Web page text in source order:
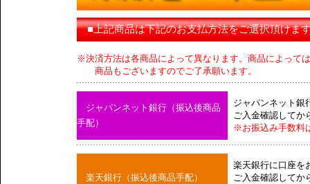
■上記商品は下記のお支払方法をご選択頂けま
※決済方法は各商品によって異なります。商品によって
商品もございますのでご了承願います。
ジャパンネット銀行（振込後商品
手配）
ジャパンネット銀
ご入金確認してか
※お振込み手数料
楽天銀行（振込後商品手配）
楽天銀行に口座を
ご入金確認してか